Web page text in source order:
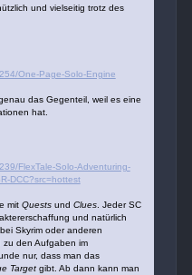
und vielseitig trotz des
One-Page-Solo-Engine
das Gegenteil, weil es eine
hat.
FlexTale-Solo-Adventuring-
DCC?src=hottest
mit Questsund Clues. Jeder SC
und natürlich
Skyrim oder anderen
zu den Aufgaben im
nur, dass man das
Targetgibt. Ab dann kann man